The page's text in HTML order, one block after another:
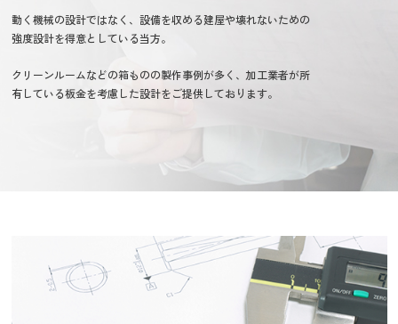
動く機械の設計ではなく、設備を収める建屋や壊れないための
強度設計を得意としている当方。
クリーンルームなどの箱ものの製作事例が多く、加工業者が所
有している板金を考慮した設計をご提供しております。